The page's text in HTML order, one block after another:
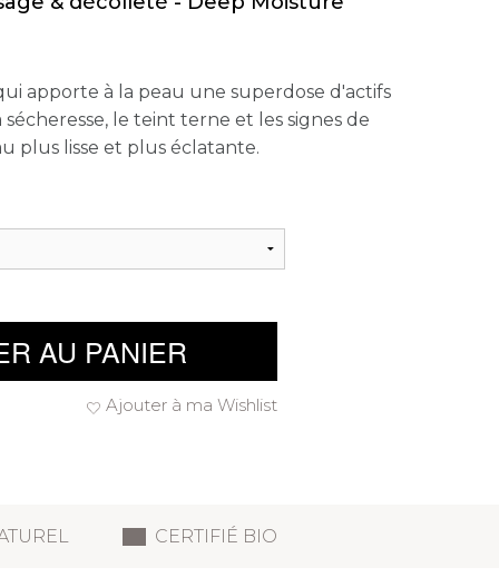
apporte à la peau une superdose d'actifs
le teint terne et les signes de
plus lisse et plus éclatante.
AU PANIER
Ajouter à ma Wishlist
CERTIFIÉ BIO